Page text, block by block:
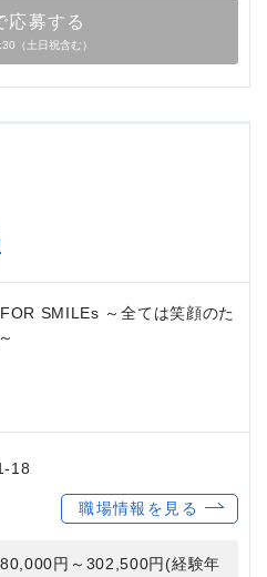
応募する
（土日祝含む）
SMILEs ～全ては笑顔のた
18
職場情報を見る
円～302,500円(経験年